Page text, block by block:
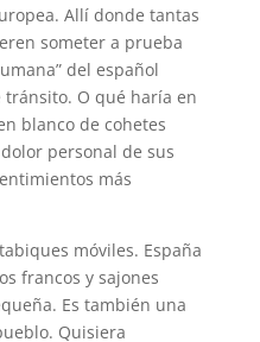
Allí donde tantas
someter a prueba
del español
O qué haría en
blanco de cohetes
personal de sus
más
móviles. España
francos y sajones
Es también una
Quisiera